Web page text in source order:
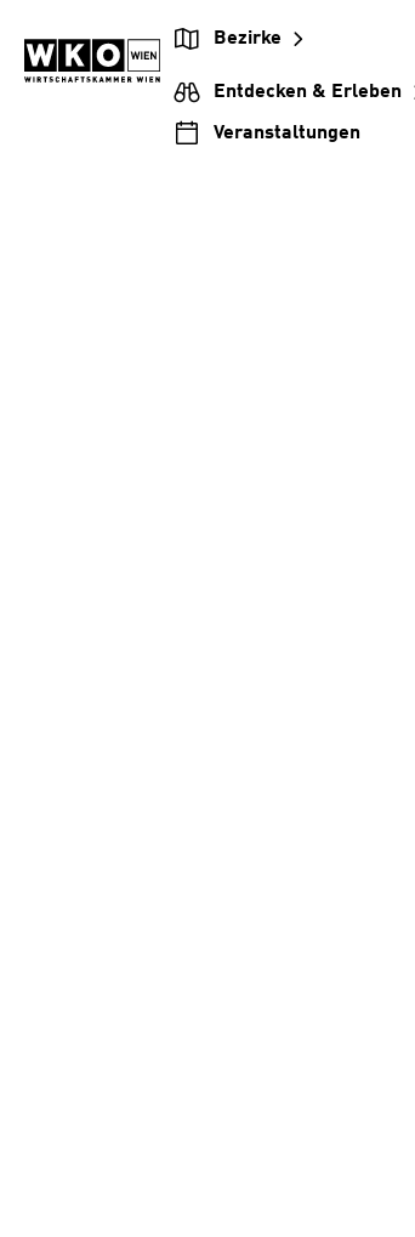
Inhalt
springen
Hauptnavigation
springen
Footer
springen
Bezirke
Entdecken & Erleben
Veranstaltungen